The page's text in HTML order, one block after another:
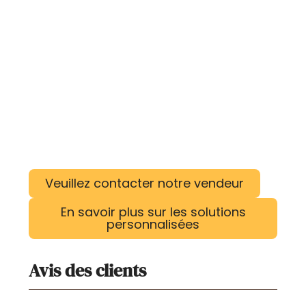
Veuillez contacter notre vendeur
En savoir plus sur les solutions
personnalisées
Avis des clients